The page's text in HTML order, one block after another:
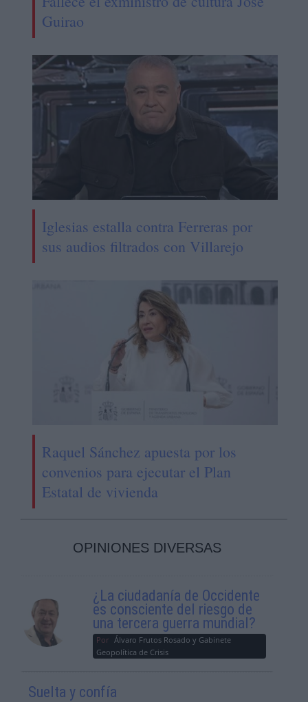
Guirao
Iglesias estalla contra Ferreras por
sus audios filtrados con Villarejo
Raquel Sánchez apuesta por los
convenios para ejecutar el Plan
Estatal de vivienda
OPINIONES DIVERSAS
¿La ciudadanía de Occidente
es consciente del riesgo de
una tercera guerra mundial?
Por Álvaro Frutos Rosado y Gabinete
Geopolítica de Crisis
Suelta y confía